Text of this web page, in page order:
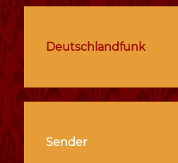
Deutschlandfunk
Sender